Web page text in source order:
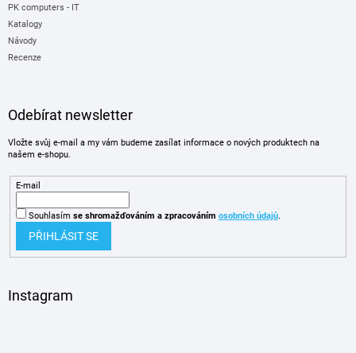
PK computers - IT
Katalogy
Návody
Recenze
Odebírat newsletter
Vložte svůj e-mail a my vám budeme zasílat informace o nových produktech na
našem e-shopu.
E-mail
Souhlasím se shromažďováním a zpracováním osobních údajů.
PŘIHLÁSIT SE
Instagram